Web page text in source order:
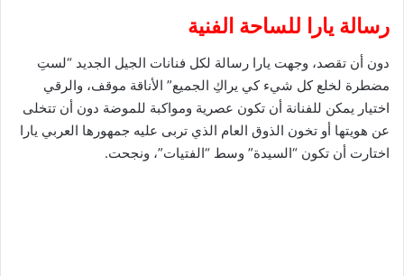
رسالة يارا للساحة الفنية
دون أن تقصد، وجهت يارا رسالة لكل فنانات الجيل الجديد “لستِ
مضطرة لخلع كل شيء كي يراكِ الجميع” الأناقة موقف، والرقي
اختيار يمكن للفنانة أن تكون عصرية ومواكبة للموضة دون أن تتخلى
عن هويتها أو تخون الذوق العام الذي تربى عليه جمهورها العربي يارا
اختارت أن تكون “السيدة” وسط “الفتيات”، ونجحت.